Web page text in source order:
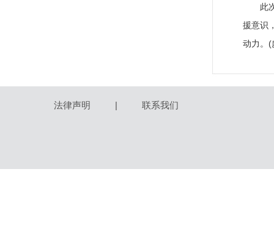
此
援意识
动力。(
法律声明 | 联系我们